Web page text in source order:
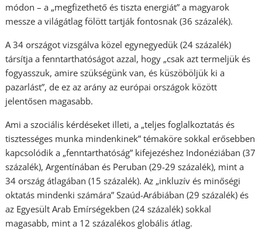
módon – a „megfizethető és tiszta energiát” a magyarok
messze a világátlag fölött tartják fontosnak (36 százalék).
A 34 országot vizsgálva közel egynegyedük (24 százalék)
társítja a fenntarthatóságot azzal, hogy „csak azt termeljük és
fogyasszuk, amire szükségünk van, és küszöböljük ki a
pazarlást”, de ez az arány az európai országok között
jelentősen magasabb.
Ami a szociális kérdéseket illeti, a „teljes foglalkoztatás és
tisztességes munka mindenkinek” témaköre sokkal erősebben
kapcsolódik a „fenntarthatóság” kifejezéshez Indonéziában (37
százalék), Argentínában és Peruban (29-29 százalék), mint a
34 ország átlagában (15 százalék). Az „inkluzív és minőségi
oktatás mindenki számára” Szaúd-Arábiában (29 százalék) és
az Egyesült Arab Emírségekben (24 százalék) sokkal
magasabb, mint a 12 százalékos globális átlag.